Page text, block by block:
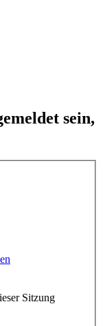
sein,
Sitzung